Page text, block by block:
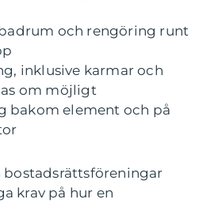
och rengöring runt
inklusive karmar och
om möjligt
bakom element och på
bostadsrättsföreningar
krav på hur en